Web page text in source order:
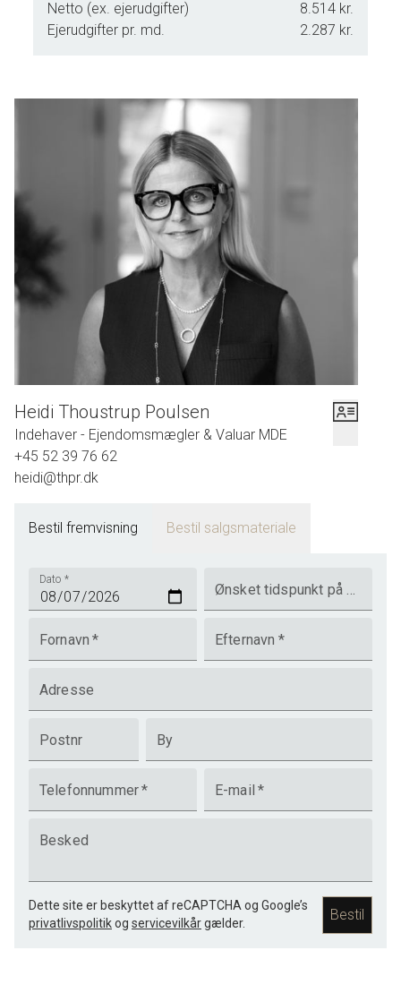
Netto (ex. ejerudgifter)
8.514 kr.
Ejerudgifter pr. md.
2.287 kr.
Heidi Thoustrup Poulsen
Indehaver - Ejendomsmægler & Valuar MDE
+45 52 39 76 62
heidi@thpr.dk
Bestil fremvisning Bestil salgsmateriale
Dato *
Ønsket tidspunkt på dagen
Fornavn * Efternavn *
Adresse
Postnr By
Telefonnummer* E-mail *
Besked
Dette site er beskyttet af reCAPTCHA og Google’s
privatlivspolitikog servicevilkårgælder. Bestil